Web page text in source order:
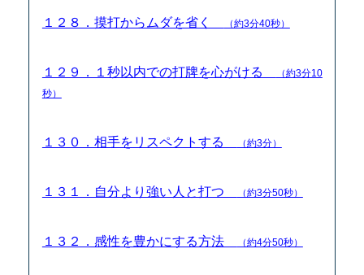
１２８．摸打からムダを省く （約3分40秒）
１２９．１秒以内での打牌を心がける
（約3分10
秒）
１３０．相手をリスペクトする （約3分）
１３１．自分より強い人と打つ （約3分50秒）
１３２．感性を豊かにする方法 （約4分50秒）